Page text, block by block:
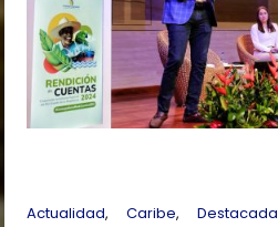
Actualidad,Caribe,Destacada